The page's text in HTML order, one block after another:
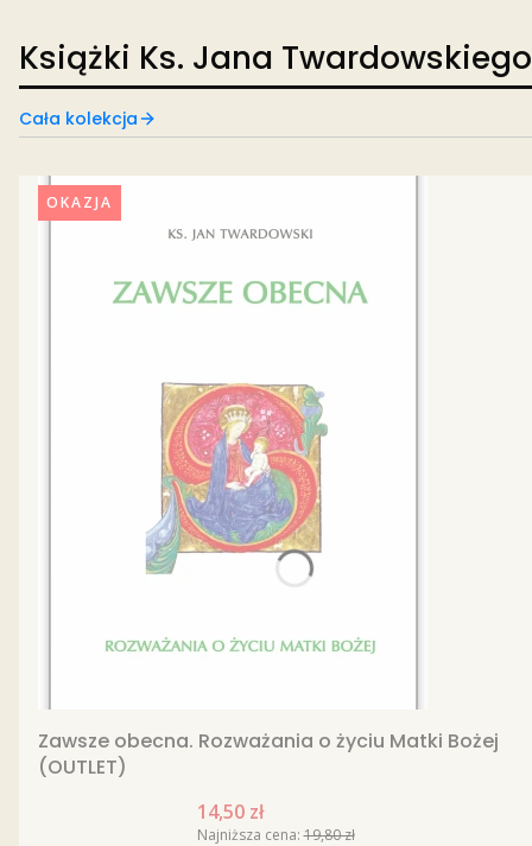
Książki Ks. Jana Twardowskiego
Cała kolekcja
OKAZJA
Zawsze obecna. Rozważania o życiu Matki Bożej
(OUTLET)
Cena promocyjna
14,50 zł
Najniższa cena: 19,80 zł